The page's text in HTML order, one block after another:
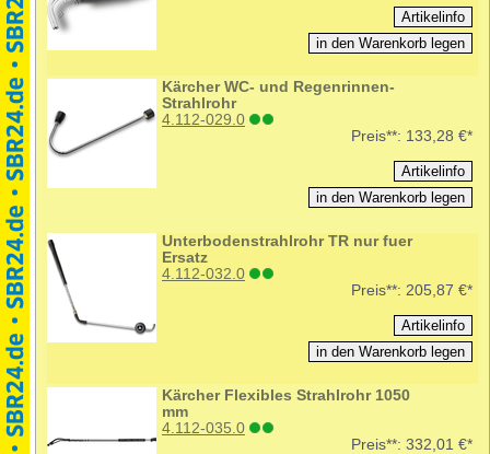
Kärcher WC- und Regenrinnen-
Strahlrohr
4.112-029.0
Preis**: 133,28 €*
Unterbodenstrahlrohr TR nur fuer
Ersatz
4.112-032.0
Preis**: 205,87 €*
Kärcher Flexibles Strahlrohr 1050
mm
4.112-035.0
Preis**: 332,01 €*